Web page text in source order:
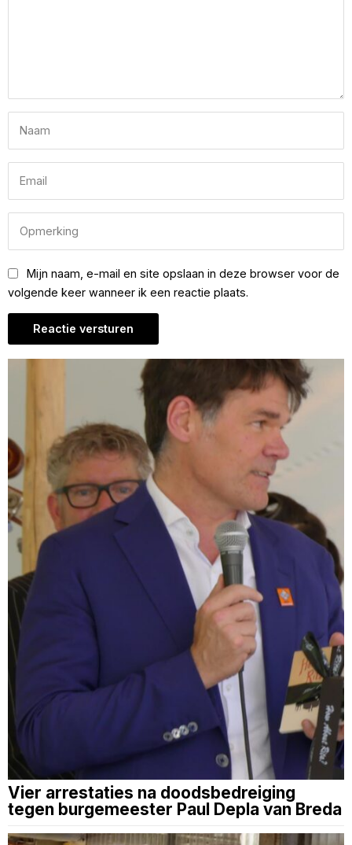
Mijn naam, e-mail en site opslaan in deze browser voor de
volgende keer wanneer ik een reactie plaats.
Vier arrestaties na doodsbedreiging
tegen burgemeester Paul Depla van Breda